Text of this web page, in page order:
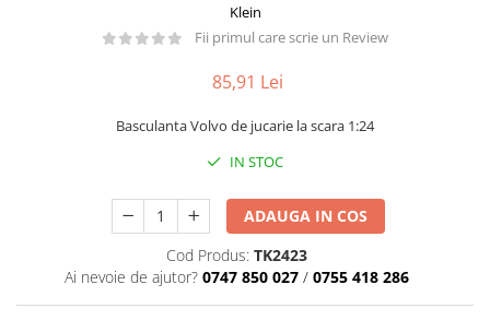
Klein
Fii primul care scrie un Review
85,91 Lei
Basculanta Volvo de jucarie la scara 1:24
IN STOC
ADAUGA IN COS
Cod Produs: TK2423
Ai nevoie de ajutor? 0747 850 027 / 0755 418 286